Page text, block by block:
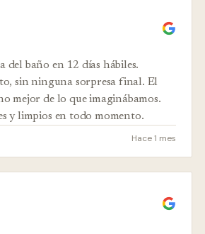
del baño en 12 días hábiles.
sin ninguna sorpresa final. El
mejor de lo que imaginábamos.
y limpios en todo momento.
Hace 1 mes